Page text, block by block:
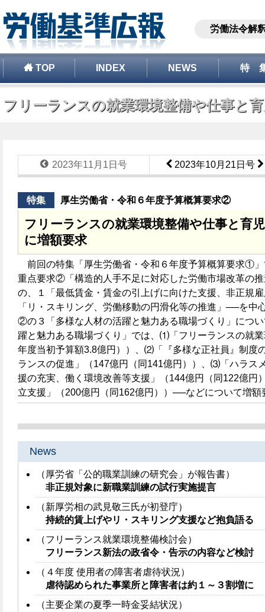
労働法令解
TOP INDEX NEWS 特
フリーランスの就業環境整備や仕事と
2023年11月1日号 2023年10月21日号
特集 厚生労働省・令和６年度予算概算要求②
フリーランスの就業環境整備や仕事と育
に増額要求
前回の特集「厚生労働省・令和６年度予算概算要求①
重点要求②「構造的人手不足に対応した労働市場改革の
の、１「最低賃金・賃金の引上げに向けた支援、非正規
「リ・スキリング、労働移動の円滑化等の推進」──を
②の３「多様な人材の活躍と魅力ある職場づくり」につ
躍と魅力ある職場づくり」では、⑴「フリーランスの就
年度当初予算額3.8億円））、⑵「『多様な正社員』制度
ランスの促進」（147億円（同141億円））、⑶「ハラス
援の充実、働く環境改善等支援」（144億円（同122億
立支援」（200億円（同162億円））──などについて増額
News
（厚労省「公的職業訓練の研究会」が報告書）
非正規対象に新職業訓練の試行実施提言
（新厚労相の武見敬三氏が初登庁）
持続的賃上げやリ・スキリング支援など抱負語る
（フリーランス就業環境整備検討会）
フリーランス新法の政省令・告示の内容など検討
（４年度 使用者の障害者虐待状況）
虐待認められた事業所と障害者は約１～３割増に
（主要企業の夏季一時金妥結状況）